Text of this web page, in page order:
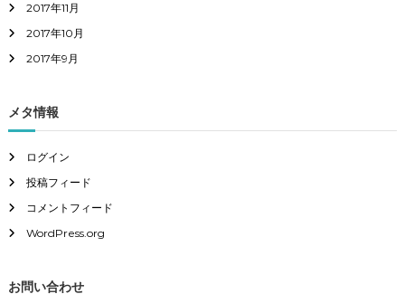
2017年11月
2017年10月
2017年9月
メタ情報
ログイン
投稿フィード
コメントフィード
WordPress.org
お問い合わせ